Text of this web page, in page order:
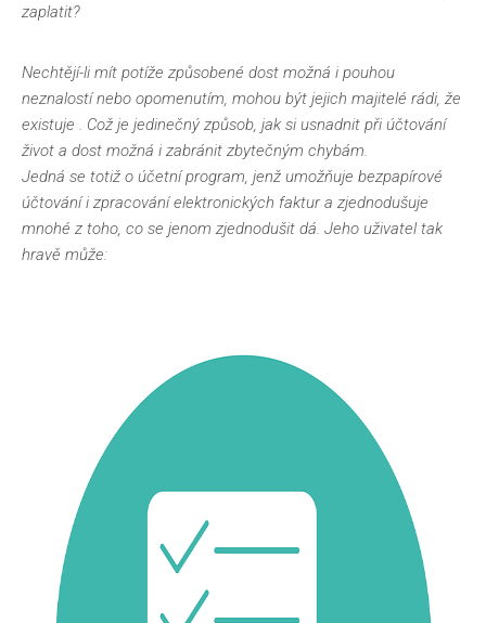
zaplatit?
Nechtějí-li mít potíže způsobené dost možná i pouhou
neznalostí nebo opomenutím, mohou být jejich majitelé rádi, že
existuje . Což je jedinečný způsob, jak si usnadnit při účtování
život a dost možná i zabránit zbytečným chybám.
Jedná se totiž o účetní program, jenž umožňuje bezpapírové
účtování i zpracování elektronických faktur a zjednodušuje
mnohé z toho, co se jenom zjednodušit dá. Jeho uživatel tak
hravě může: